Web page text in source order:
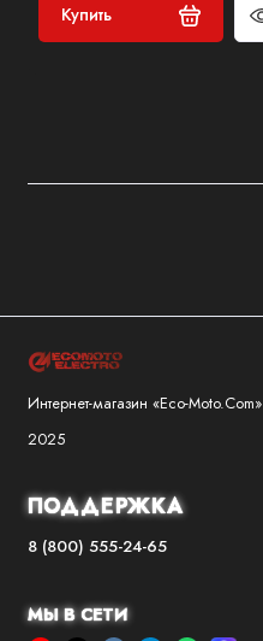
Купить
Интернет-магазин «Eco-Moto.Com»
2025
ПОДДЕРЖКА
8 (800) 555-24-65
МЫ В СЕТИ